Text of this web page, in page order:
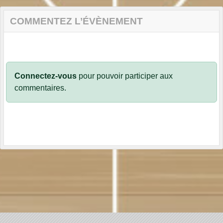
COMMENTEZ L’ÉVÈNEMENT
Connectez-vous pour pouvoir participer aux
commentaires.